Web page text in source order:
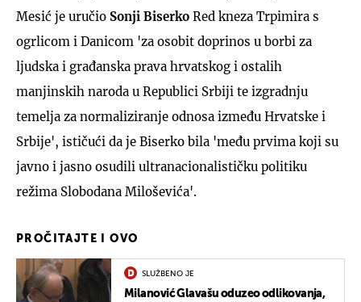
Mesić je uručio Sonji Biserko Red kneza Trpimira s
ogrlicom i Danicom 'za osobit doprinos u borbi za
ljudska i građanska prava hrvatskog i ostalih
manjinskih naroda u Republici Srbiji te izgradnju
temelja za normaliziranje odnosa između Hrvatske i
Srbije', ističući da je Biserko bila 'među prvima koji su
javno i jasno osudili ultranacionalističku politiku
režima Slobodana Miloševića'.
PROČITAJTE I OVO
SLUŽBENO JE
Milanović Glavašu oduzeo odlikovanja,